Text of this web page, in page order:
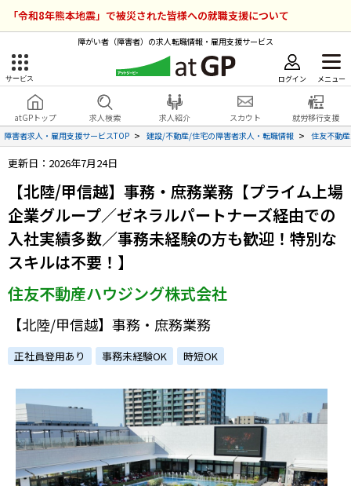
「令和8年熊本地震」で被災された皆様への就職支援について
障がい者（障害者）の求人転職情報・雇用支援サービス
サービス ログイン メニュー
atGPトップ 求人検索 求人紹介 スカウト
就労移行支援
障害者求人・雇用支援サービスTOP
建設/不動産/住宅の障害者求人・転職情報 住友不動
更新日：2026年7月24日
【北陸/甲信越】事務・庶務業務【プライム上場
企業グループ／ゼネラルパートナーズ経由での
入社実績多数／事務未経験の方も歓迎！特別な
スキルは不要！】
住友不動産ハウジング株式会社
【北陸/甲信越】事務・庶務業務
正社員登用あり 事務未経験OK 時短OK
障害者雇用のアットジーピー
サービスラインナップ
就転職支援サービス
障害者専門の就転職支援サービス
障害者アスリート専門の就転職支援サービス
ハイスキルな障害者の転職支援サービス
障害のある新卒学生専門の就職エージェントサービス
ログイン 会員登録 無料
atGPトップ
各種サービス
求人を検索する
求人を紹介してもらう
就職・転職ノウハウ
お問い合わせ・よくある質問